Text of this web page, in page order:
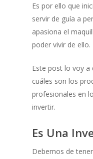
Es por ello que
servir de guía a
apasiona el
poder vivir de ello.
Este post lo voy a
cuáles son los
profesionales en
invertir.
Es Una
Debemos de